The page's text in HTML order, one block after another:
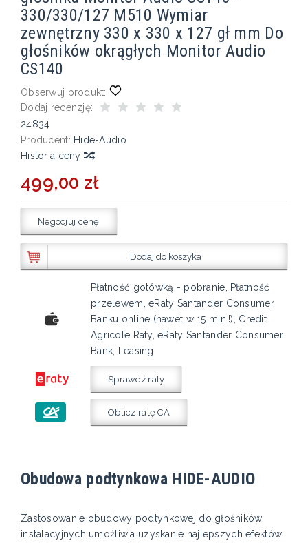
330/330/127 M510 Wymiar
zewnętrzny 330 x 330 x 127 gł mm Do
głośników okrągłych Monitor Audio
CS140
Obserwuj produkt:
Dodaj recenzję:
24834
Producent: Hide-Audio
Historia ceny
499,00 zł
Negocjuj cenę
Dodaj do koszyka
Płatność gotówką - pobranie, Płatność
przelewem, eRaty Santander Consumer
Banku online (nawet w 15 min.!), Credit
Agricole Raty, eRaty Santander Consumer
Bank, Leasing
Sprawdź raty
Oblicz ratę CA
Obudowa podtynkowa HIDE-AUDIO
Zastosowanie obudowy podtynkowej do głośników
instalacyjnych umożliwia uzyskanie najlepszych efektów